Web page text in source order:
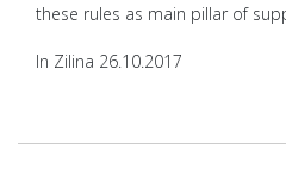
these rules as main pillar of
In Zilina 26.10.2017